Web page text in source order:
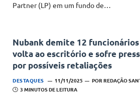
Partner (LP) em um fundo de…
Nubank demite 12
volta ao escritório e sofre
por possíveis retaliações
DESTAQUES 11/11/2025 PORREDAÇÃO
3 MINUTOS DE LEITURA